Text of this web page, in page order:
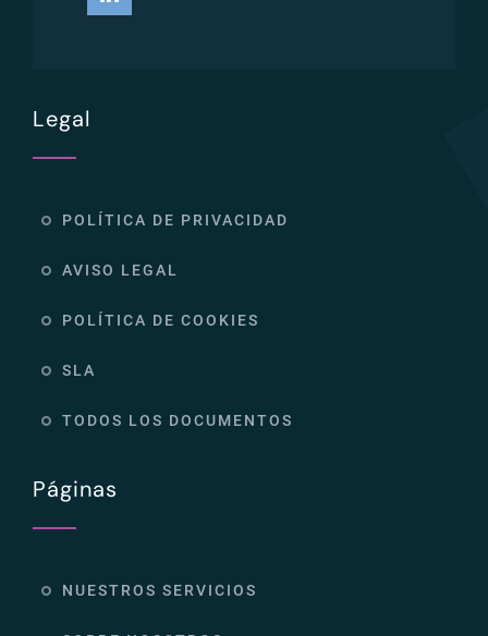
Legal
POLÍTICA DE PRIVACIDAD
AVISO LEGAL
POLÍTICA DE COOKIES
SLA
TODOS LOS DOCUMENTOS
Páginas
NUESTROS SERVICIOS